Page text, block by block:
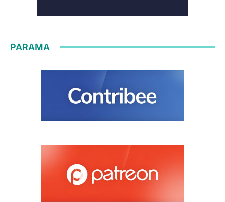
PARAMA